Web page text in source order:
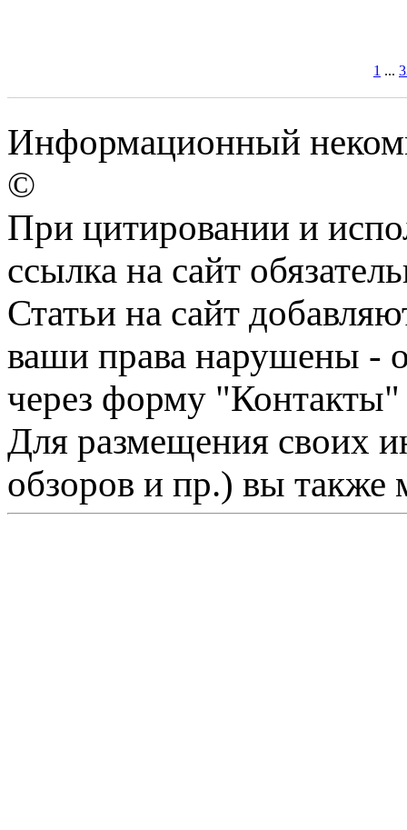
1 ...
Информационный
©
При цитировании и
ссылка на сайт
Статьи на сайт
ваши права нарушены -
через форму "Контакты"
Для размещения своих
обзоров и пр.) вы также